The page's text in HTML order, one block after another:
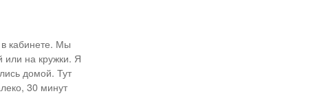
кабинете. Мы
или на кружки. Я
домой. Тут
30 минут